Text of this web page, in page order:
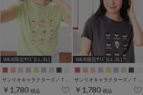
WEB限定ｻｲｽﾞ[LL,3L]
￥1,780 税込
WEB限定ｻｲｽﾞ[LL,3L]
￥1,780 税込